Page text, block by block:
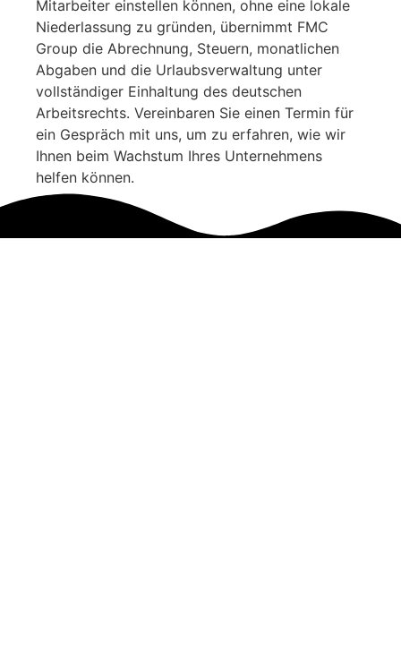
Mitarbeiter einstellen können, ohne eine lokale
Niederlassung zu gründen, übernimmt FMC
Group die Abrechnung, Steuern, monatlichen
Abgaben und die Urlaubsverwaltung unter
vollständiger Einhaltung des deutschen
Arbeitsrechts. Vereinbaren Sie einen Termin für
ein Gespräch mit uns, um zu erfahren, wie wir
Ihnen beim Wachstum Ihres Unternehmens
helfen können.